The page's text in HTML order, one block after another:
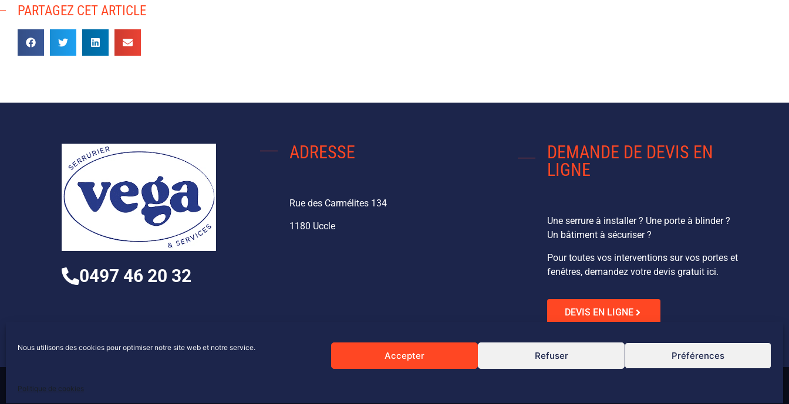
Nous utilisons des cookies pour optimiser notre site web et notre service.
Accepter Refuser Préférences
Politique de cookies
PARTAGEZ CET ARTICLE
0497 46 20 32
ADRESSE
Rue des Carmélites 134
1180 Uccle
DEMANDE DE DEVIS EN
LIGNE
Une serrure à installer ? Une porte à blinder ?
Un bâtiment à sécuriser ?
Pour toutes vos interventions sur vos portes et
fenêtres, demandez votre devis gratuit ici.
DEVIS EN LIGNE